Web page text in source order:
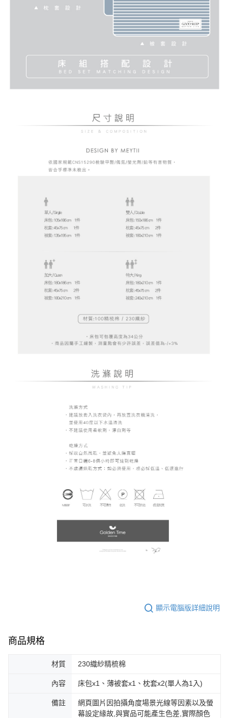
顯示電腦版詳細說明
商品規格
材質 230織紗精梳棉
內容 床包x1、薄被套x1、枕套x2(單人為1入)
備註
網頁圖片因拍攝角度場景光線等因素以及螢
幕設定緣故,與實品可能產生色差,實際顏色